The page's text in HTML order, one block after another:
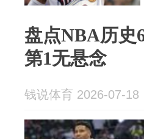
盘点NBA历史
第1无悬念
钱说体育 2026-07-18